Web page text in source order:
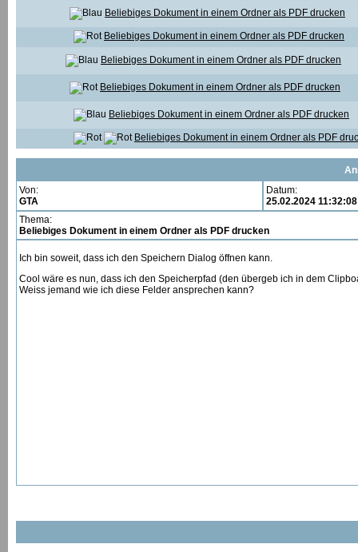
Beliebiges Dokument in einem Ordner als PDF drucken
Beliebiges Dokument in einem Ordner als PDF drucken
Beliebiges Dokument in einem Ordner als PDF drucken
Beliebiges Dokument in einem Ordner als PDF drucken
Beliebiges Dokument in einem Ordner als PDF drucken
Beliebiges Dokument in einem Ordner als PDF
Von:
GTA
Datum:
25.02.2024 11:32:08
Thema:
Beliebiges Dokument in einem Ordner als PDF drucken
Ich bin soweit, dass ich den Speichern Dialog öffnen kann.
Cool wäre es nun, dass ich den Speicherpfad (den übergeb ich in dem
Weiss jemand wie ich diese Felder ansprechen kann?